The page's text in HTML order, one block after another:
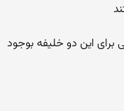
برای این دو خلیفه بوجود